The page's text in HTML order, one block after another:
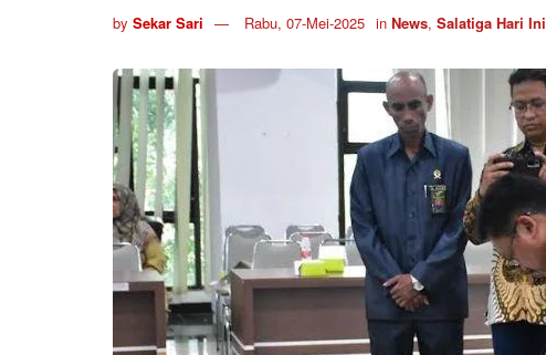
by Sekar Sari Rabu, 07-Mei-2025 in News, Salatiga Hari Ini